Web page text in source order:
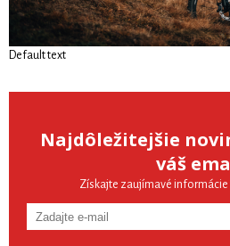
Default text
Najdôležitejšie
váš
Získajte zaujímavé informácie